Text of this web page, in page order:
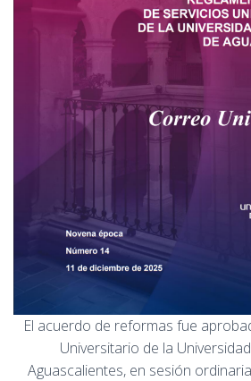
El acuerdo de reformas fue
Universitario de la
Aguascalientes, en sesión